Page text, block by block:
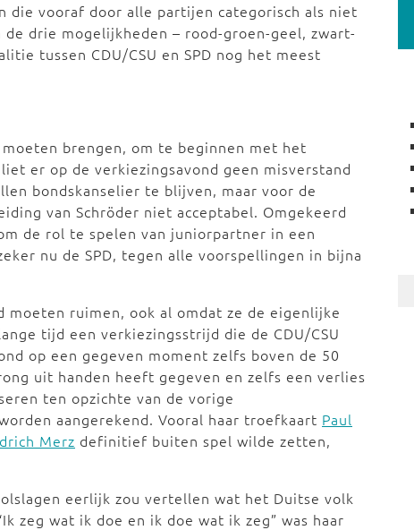
vooraf door alle partijen categorisch als niet
drie mogelijkheden – rood-groen-geel, zwart-
tussen CDU/CSU en SPD nog het meest
brengen, om te beginnen met het
er op de verkiezingsavond geen misverstand
bondskanselier te blijven, maar voor de
van Schröder niet acceptabel. Omgekeerd
de rol te spelen van juniorpartner in een
nu de SPD, tegen alle voorspellingen in bijna
ruimen, ook al omdat ze de eigenlijke
tijd een verkiezingsstrijd die de CDU/CSU
op een gegeven moment zelfs boven de 50
uit handen heeft gegeven en zelfs een verlies
ten opzichte van de vorige
aangerekend. Vooral haar troefkaart Paul
Merz definitief buiten spel wilde zetten,
eerlijk zou vertellen wat het Duitse volk
zeg wat ik doe en ik doe wat ik zeg” was haar